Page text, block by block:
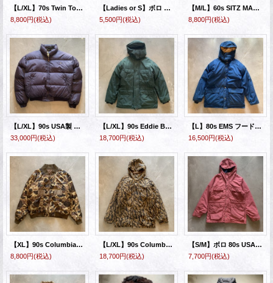
【L/XL】70s Twin Togs 中綿ダウンジャケット ネイビー■ビンテージ オールド レトロ アメリカ古着 フード付き パーカー
8,800円(税込)
【Ladies or S】ボロ 70s Snow Lion マウンテンパーカ ジャケット ツートーン切替 赤茶■ビンテージ アメリカ古着 スノーライオン
5,500円(税込)
【M/L】60s SITZ MARI リバーシブル キルティング スキージャケット 黒青■ビンテージ オールド アメリカ古着 ナイロン
8,800円(税込)
【L/XL】90s USA製 Polo Ralph Lauren ダウンジャケット ネイビー■ビンテージ オールド レトロ アメリカ古着 ヌプシ ポロ ロゴ刺繍
33,000円(税込)
【L/XL】90s Eddie Bauer リッジライン フード ゴアテックス ダウンジャケット 深緑■ビンテージ アメリカ古着 黒タグ エディーバウアー
18,700円(税込)
【L】80s EMS フード付き ダウンジャケット ブルー 青■ビンテージ オールド レトロ アメリカ古着 70s アウトドア
16,500円(税込)
【XL】90s Columbia リバーシブル 中綿ジャケット ダックカモ 迷彩■ビンテージ オールド アメリカ古着 コロンビア ハンティング
8,800円(税込)
【L/XL】90s Columbia マウンテンパーカ ジャケット デルタマーシュカモ 迷彩■ビンテージ オールド アメリカ古着 コロンビア
18,700円(税込)
【S/M】ボロ 80s USA製 LL Bean マウンテンパーカー ジャケット ピンク■ビンテージ オールド アメリカ古着 エルエルビーン バクスター
7,700円(税込)